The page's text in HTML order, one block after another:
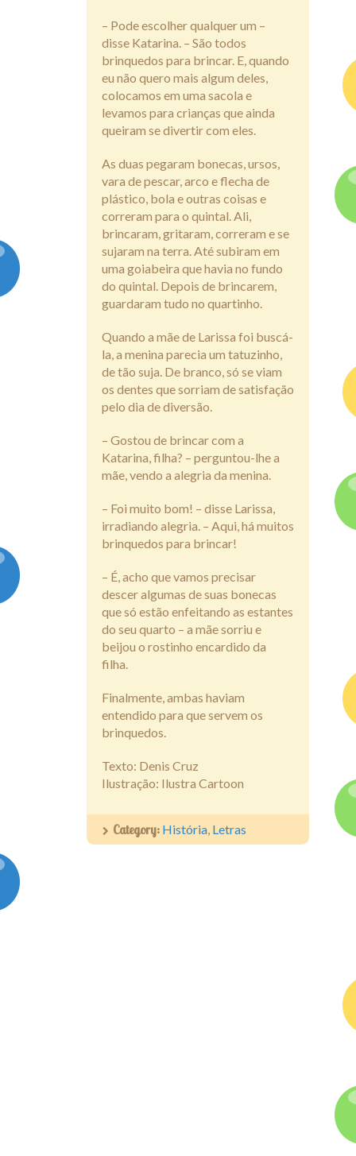
– Pode escolher qualquer um –
disse Katarina. – São todos
brinquedos para brincar. E, quando
eu não quero mais algum deles,
colocamos em uma sacola e
levamos para crianças que ainda
queiram se divertir com eles.
As duas pegaram bonecas, ursos,
vara de pescar, arco e flecha de
plástico, bola e outras coisas e
correram para o quintal. Ali,
brincaram, gritaram, correram e se
sujaram na terra. Até subiram em
uma goiabeira que havia no fundo
do quintal. Depois de brincarem,
guardaram tudo no quartinho.
Quando a mãe de Larissa foi buscá-
la, a menina parecia um tatuzinho,
de tão suja. De branco, só se viam
os dentes que sorriam de satisfação
pelo dia de diversão.
– Gostou de brincar com a
Katarina, filha? – perguntou-lhe a
mãe, vendo a alegria da menina.
– Foi muito bom! – disse Larissa,
irradiando alegria. – Aqui, há muitos
brinquedos para brincar!
– É, acho que vamos precisar
descer algumas de suas bonecas
que só estão enfeitando as estantes
do seu quarto – a mãe sorriu e
beijou o rostinho encardido da
filha.
Finalmente, ambas haviam
entendido para que servem os
brinquedos.
Texto: Denis Cruz
Ilustração: Ilustra Cartoon
Category: História, Letras